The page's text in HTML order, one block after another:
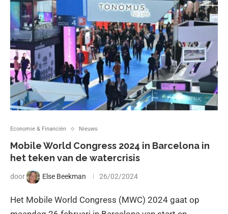
Economie & Financiën Nieuws
Mobile World Congress 2024 in Barcelona in
het teken van de watercrisis
door Else Beekman 26/02/2024
Het Mobile World Congress (MWC) 2024 gaat op